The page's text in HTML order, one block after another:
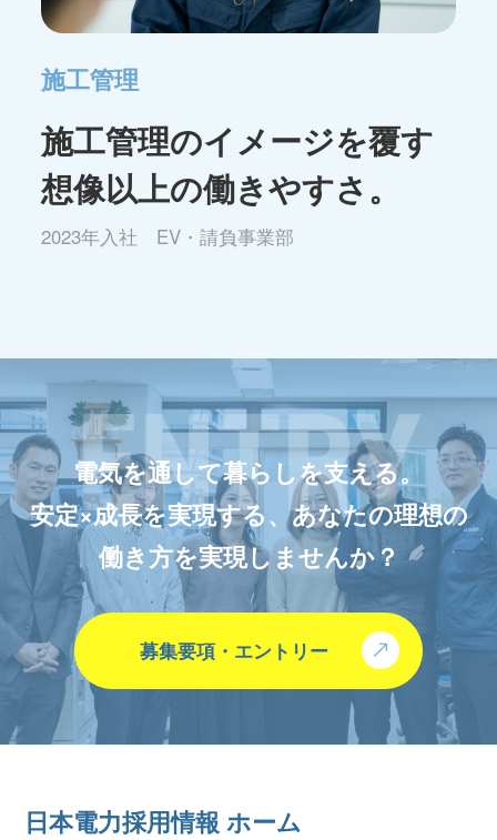
施工管理
施工管理のイメージを覆す
想像以上の働きやすさ。
2023年入社 EV・請負事業部
電気を通して暮らしを支える。
安定×成長を実現する、あなたの理想の
働き方を実現しませんか？
募集要項・エントリー
日本電力採用情報 ホーム